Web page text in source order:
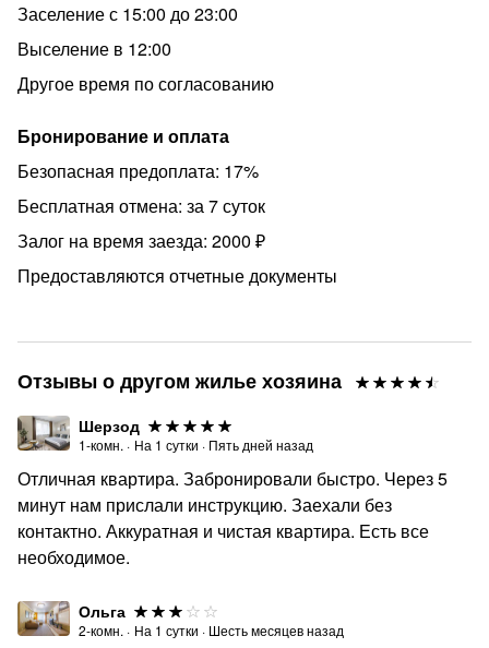
Заселение с 15:00 до 23:00
Выселение в 12:00
Другое время по согласованию
Бронирование и оплата
Безопасная предоплата: 17%
Бесплатная отмена: за 7 суток
Залог на время заезда: 2000 ₽
Предоставляются отчетные документы
Отзывы о другом жилье хозяина
Шерзод
1-комн. · На 1 сутки · Пять дней назад
Отличная квартира. Забронировали быстро. Через 5
минут нам прислали инструкцию. Заехали без
контактно. Аккуратная и чистая квартира. Есть все
необходимое.
Ольга
2-комн. · На 1 сутки · Шесть месяцев назад